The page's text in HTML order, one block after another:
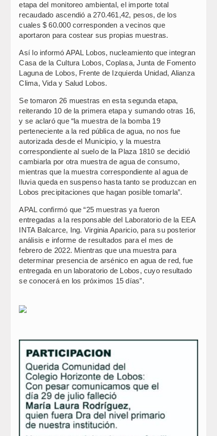
etapa del monitoreo ambiental, el importe total
recaudado ascendió a 270.461,42, pesos, de los
cuales $ 60.000 corresponden a vecinos que
aportaron para costear sus propias muestras.
Así lo informó APAL Lobos, nucleamiento que integran
Casa de la Cultura Lobos, Coplasa, Junta de Fomento
Laguna de Lobos, Frente de Izquierda Unidad, Alianza
Clima, Vida y Salud Lobos.
Se tomaron 26 muestras en esta segunda etapa,
reiterando 10 de la primera etapa y sumando otras 16,
y se aclaró que “la muestra de la bomba 19
perteneciente a la red pública de agua, no nos fue
autorizada desde el Municipio, y la muestra
correspondiente al suelo de la Plaza 1810 se decidió
cambiarla por otra muestra de agua de consumo,
mientras que la muestra correspondiente al agua de
lluvia queda en suspenso hasta tanto se produzcan en
Lobos precipitaciones que hagan posible tomarla”.
APAL confirmó que “25 muestras ya fueron
entregadas a la responsable del Laboratorio de la EEA
INTA Balcarce, Ing. Virginia Aparicio, para su posterior
análisis e informe de resultados para el mes de
febrero de 2022. Mientras que una muestra para
determinar presencia de arsénico en agua de red, fue
entregada en un laboratorio de Lobos, cuyo resultado
se conocerá en los próximos 15 días”.